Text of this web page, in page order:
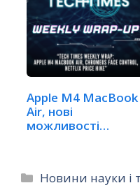
Apple M4 MacBook
Air, нові
можливості
Категорії
Новини науки і